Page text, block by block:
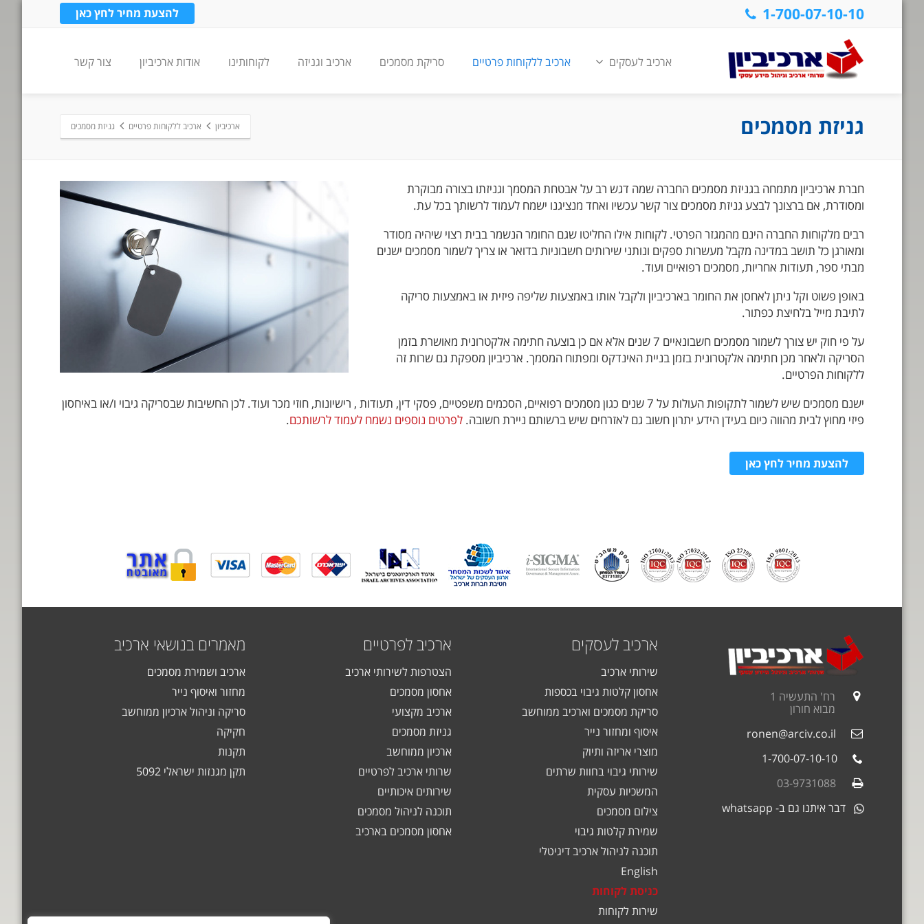
1-700-07-10-10 להצעת מחיר לחץ כאן
ארכיב לעסקים ארכיב ללקוחות פרטיים סריקת מסמכים ארכיב וגניזה לקוחותינו אודות ארכיביון צור קשר
גניזת מסמכים ארכיביון ארכיב ללקוחות פרטיים גניזת מסמכים
חברת ארכיביון מתמחה בגניזת מסמכים החברה שמה דגש רב על אבטחת המסמך וגניזתו בצורה מבוקרת
ומסודרת, אם ברצונך לבצע גניזת מסמכים צור קשר עכשיו ואחד מנציגנו ישמח לעמוד לרשותך בכל עת.
רבים מלקוחות החברה הינם מהמגזר הפרטי. לקוחות אילו החליטו שגם החומר הנשמר בבית רצוי שיהיה מסודר
ומאורגן כל תושב במדינה מקבל מעשרות ספקים ונותני שירותים חשבוניות בדואר או צריך לשמור מסמכים ישנים
מבתי ספר, תעודות אחריות, מסמכים רפואיים ועוד.
באופן פשוט וקל ניתן לאחסן את החומר בארכיביון ולקבל אותו באמצעות שליפה פיזית או באמצעות סריקה
לתיבת מייל בלחיצת כפתור.
על פי חוק יש צורך לשמור מסמכים חשבונאיים 7 שנים אלא אם כן בוצעה חתימה אלקטרונית מאושרת בזמן
הסריקה ולאחר מכן חתימה אלקטרונית בזמן בניית האינדקס ומפתוח המסמך. ארכיביון מספקת גם שרות זה
ללקוחות הפרטיים.
ישנם מסמכים שיש לשמור לתקופות העולות על 7 שנים כגון מסמכים רפואיים, הסכמים משפטיים, פסקי דין, תעודות , רישיונות, חוזי מכר ועוד. לכן החשיבות שבסריקה גיבוי ו/או באיחסון
פיזי מחוץ לבית מהווה כיום בעידן הידע יתרון חשוב גם לאזרחים שיש ברשותם ניירת חשובה. לפרטים נוספים נשמח לעמוד לרשותכם.
להצעת מחיר לחץ כאן
מאמרים בנושאי ארכיב
ארכיב ושמירת מסמכים
מחזור ואיסוף נייר
סריקה וניהול ארכיון ממוחשב
חקיקה
תקנות
תקן מגנזות ישראלי 5092
ארכיב לפרטיים
הצטרפות לשירותי ארכיב
אחסון מסמכים
ארכיב מקצועי
גניזת מסמכים
ארכיון ממוחשב
שרותי ארכיב לפרטיים
שירותים איכותיים
תוכנה לניהול מסמכים
אחסון מסמכים בארכיב
ארכיב לעסקים
שירותי ארכיב
אחסון קלטות גיבוי בכספות
סריקת מסמכים וארכיב ממוחשב
איסוף ומחזור נייר
מוצרי אריזה ותיוק
שירותי גיבוי בחוות שרתים
המשכיות עסקית
צילום מסמכים
שמירת קלטות גיבוי
תוכנה לניהול ארכיב דיגיטלי
English
כניסת לקוחות
שירות לקוחות
רח' התעשיה 1
מבוא חורון
ronen@arciv.co.il
1-700-07-10-10
03-9731088
דבר איתנו גם ב- whatsapp